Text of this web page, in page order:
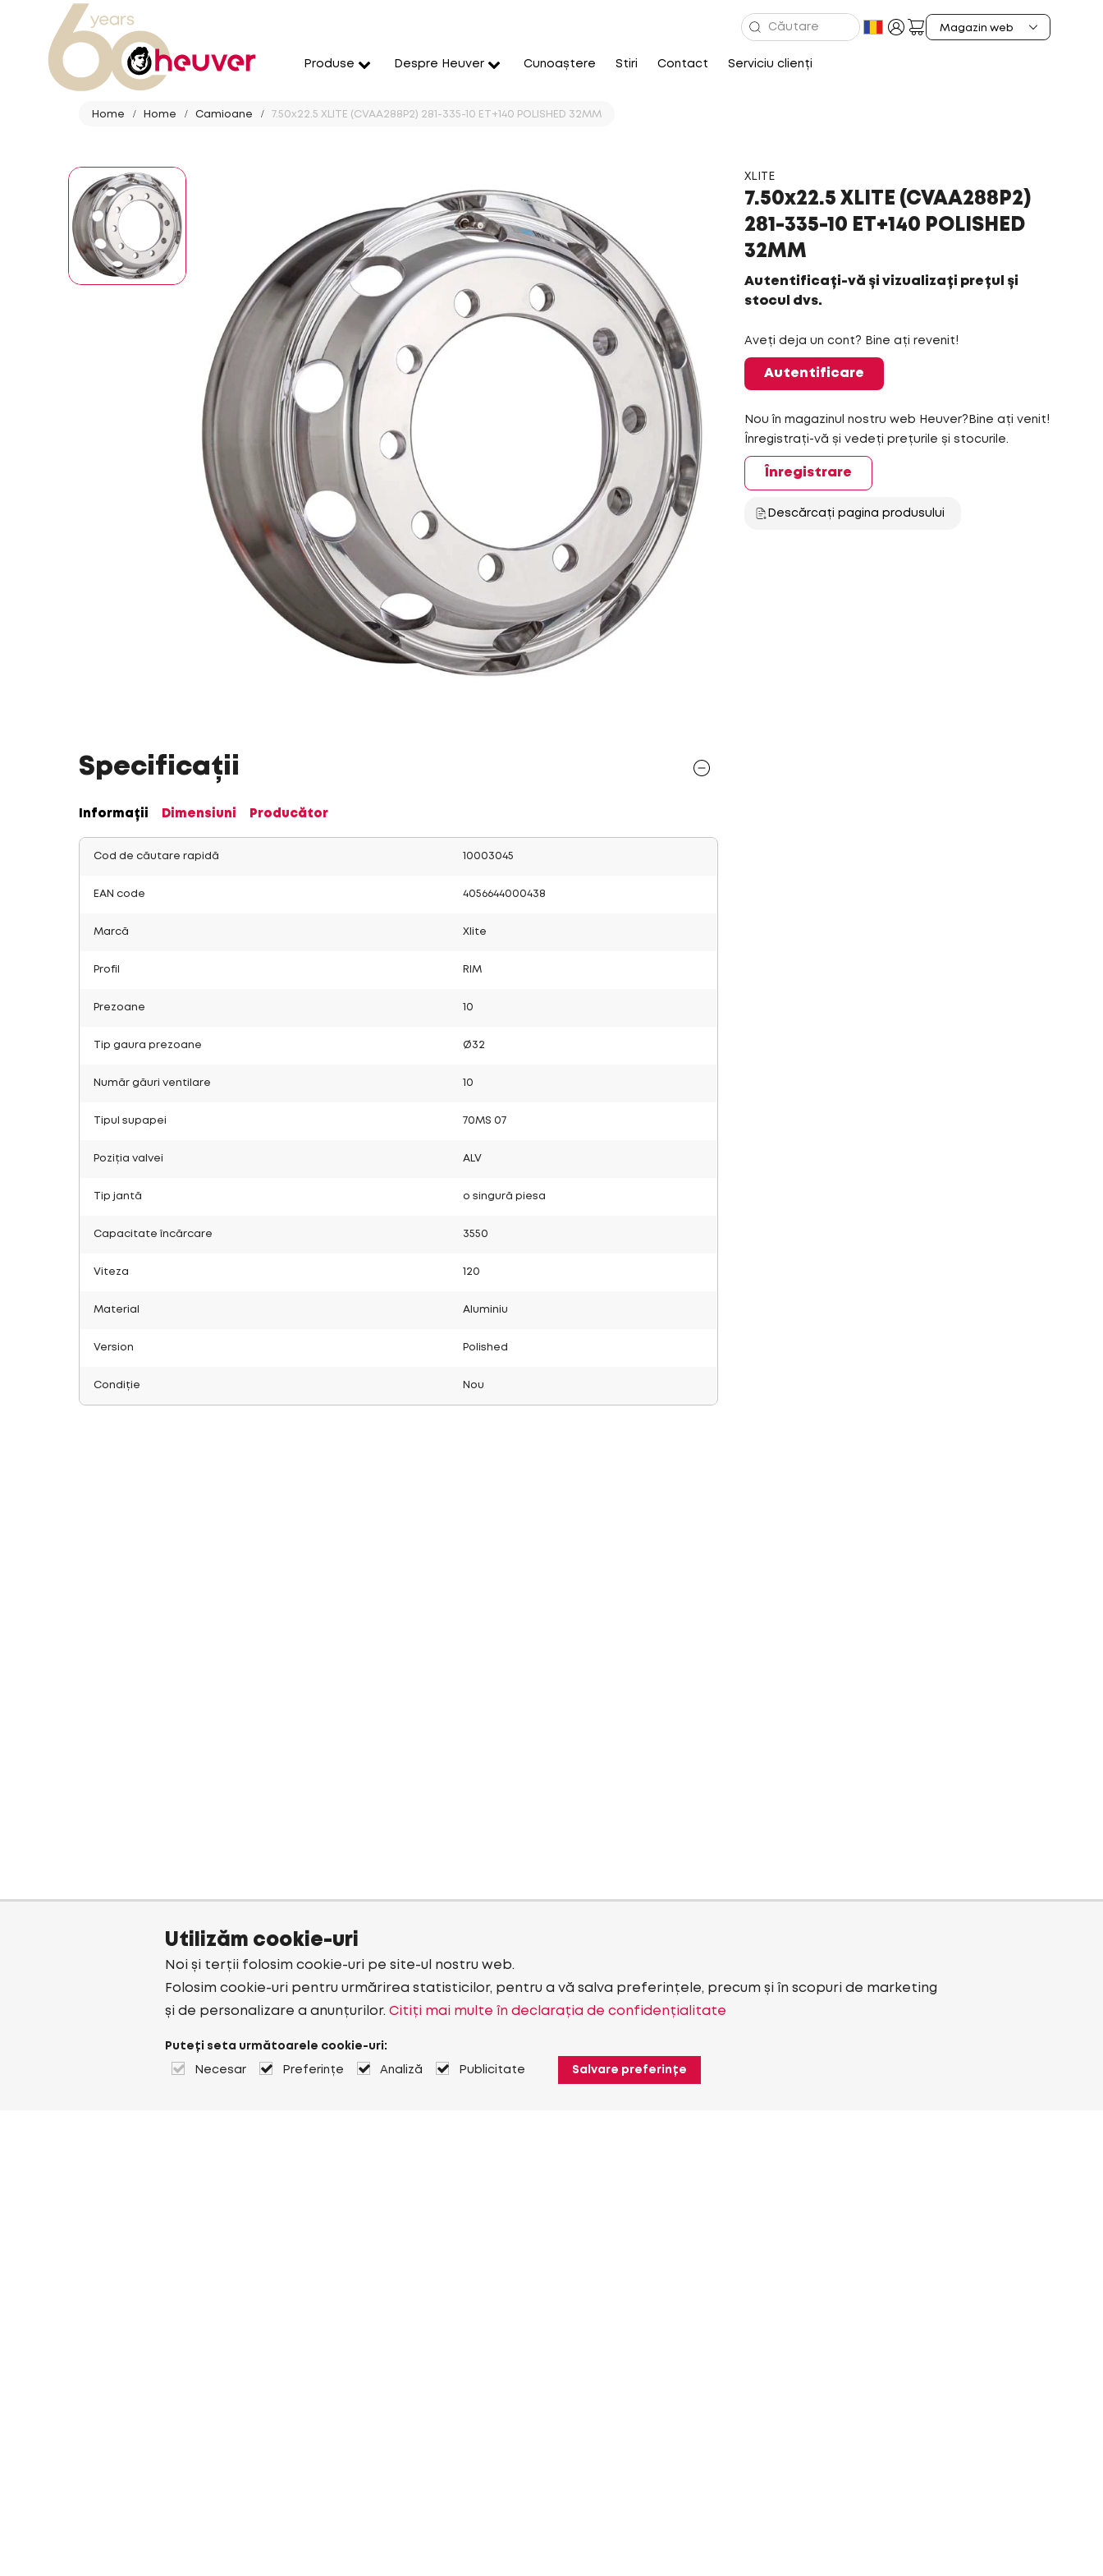
Produse Despre Heuver Cunoaștere Stiri Contact Serviciu clienți
Home Home Camioane 7.50x22.5 XLITE (CVAA288P2) 281-335-10 ET+140 POLISHED 32MM
XLITE
7.50x22.5 XLITE (CVAA288P2)
281-335-10 ET+140 POLISHED
32MM
Autentificați-vă și vizualizați prețul și
stocul dvs.
Aveți deja un cont? Bine ați revenit!
Autentificare
Nou în magazinul nostru web Heuver?Bine ați venit!
Înregistrați-vă și vedeți prețurile și stocurile.
Înregistrare
Descărcați pagina produsului
Specificații
Informații Dimensiuni Producător
Cod de căutare rapidă 10003045
EAN code 4056644000438
Marcă Xlite
Profil RIM
Prezoane 10
Tip gaura prezoane Ø32
Număr găuri ventilare 10
Tipul supapei 70MS 07
Poziția valvei ALV
Tip jantă o singură piesa
Capacitate încărcare 3550
Viteza 120
Material Aluminiu
Version Polished
Condiție Nou
Utilizăm cookie-uri
Noi și terții folosim cookie-uri pe site-ul nostru web.
Folosim cookie-uri pentru urmărirea statisticilor, pentru a vă salva preferințele, precum și în scopuri de marketing
și de personalizare a anunțurilor. Citiți mai multe în declarația de confidențialitate
Puteți seta următoarele cookie-uri:
Necesar Preferințe Analiză Publicitate Salvare preferințe